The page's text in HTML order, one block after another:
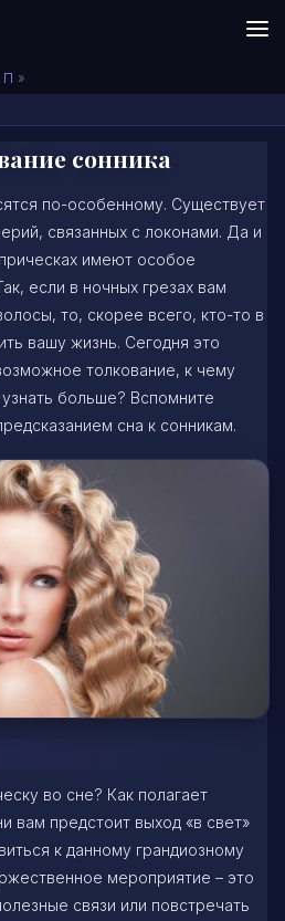
П »
сонника
по-особенному. Существует
связанных с локонами. Да и
имеют особое
если в ночных грезах вам
то, скорее всего, кто-то в
вашу жизнь. Сегодня это
толкование, к чему
больше? Вспомните
сна к сонникам.
во сне? Как полагает
вам предстоит выход «в свет»
к данному грандиозному
мероприятие – это
связи или повстречать